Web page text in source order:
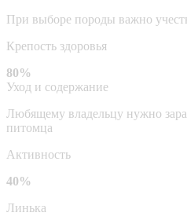
При выборе породы важно
Крепость здоровья
80%
Уход и содержание
Любящему владельцу нужно
питомца
Активность
40%
Линька